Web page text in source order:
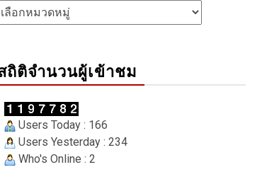
Categories
ถิติจำนวนผู้เข้าชม
Users Today : 166
Users Yesterday : 234
Who's Online : 2